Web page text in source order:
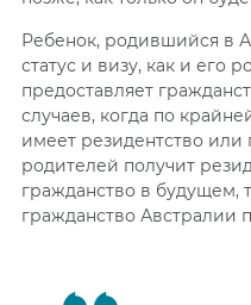
Ребенок, родившийся в
статус и визу, как и его
предоставляет
случаев, когда по
имеет резидентство
родителей получит
гражданство в будущем,
гражданство Австралии